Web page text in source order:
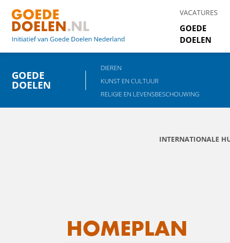
VACATURES
GOEDE
DOELEN
GOEDE
DOELEN
DIEREN
KUNST EN CULTUUR
RELIGIE EN LEVENSBESCHOUWING
HOMEPLAN
INTERNATIONALE